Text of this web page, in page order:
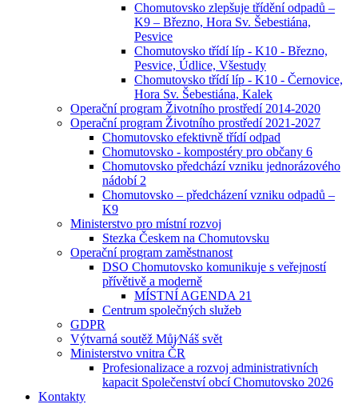
Chomutovsko zlepšuje třídění odpadů –
K9 – Březno, Hora Sv. Šebestiána,
Pesvice
Chomutovsko třídí líp - K10 - Březno,
Pesvice, Údlice, Všestudy
Chomutovsko třídí líp - K10 - Černovice,
Hora Sv. Šebestiána, Kalek
Operační program Životního prostředí 2014-2020
Operační program Životního prostředí 2021-2027
Chomutovsko efektivně třídí odpad
Chomutovsko - kompostéry pro občany 6
Chomutovsko předchází vzniku jednorázového
nádobí 2
Chomutovsko – předcházení vzniku odpadů –
K9
Ministerstvo pro místní rozvoj
Stezka Českem na Chomutovsku
Operační program zaměstnanost
DSO Chomutovsko komunikuje s veřejností
přívětivě a moderně
MÍSTNÍ AGENDA 21
Centrum společných služeb
GDPR
Výtvarná soutěž Můj⁄Náš svět
Ministerstvo vnitra ČR
Profesionalizace a rozvoj administrativních
kapacit Společenství obcí Chomutovsko 2026
Kontakty